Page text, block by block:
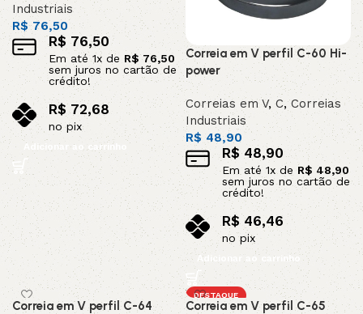
Industriais
R$76,50
R$ 76,50
Em até1x de R$76,50
sem juros no cartão de
crédito!
R$72,68
no pix
Adicionar ao carrinho
Correia em V perfil C-60 Hi-
power
Correias em V,C,Correias
Industriais
R$ 48,90
R$48,90
Em até 1x de R$ 48,90
sem juros no cartão de
crédito!
R$46,46
no pix
Adicionar ao carrinho
Correia em V perfil C-64
DESTAQUE
Correia em V perfil C-65